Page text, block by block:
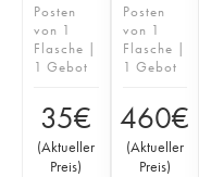
Posten
von 1
Flasche |
1 Gebot
35€
(Aktueller
Preis)
Posten
von 1
Flasche |
1 Gebot
460€
(Aktueller
Preis)